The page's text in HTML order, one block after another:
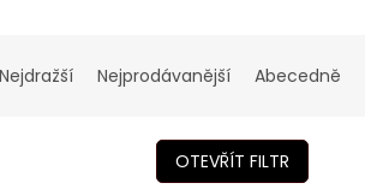
Nejdražší Nejprodávanější Abecedně
OTEVŘÍT FILTR